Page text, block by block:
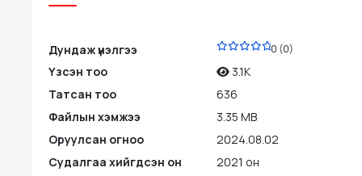
Дундаж үнэлгээ 0 (0)
Үзсэн тоо
3.1K
Татсан тоо
636
Файлын хэмжээ
3.35 MB
Оруулсан огноо
2024.08.02
Судалгаа хийгдсэн он
2021 он